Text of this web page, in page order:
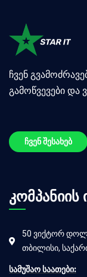
ჩვენ
გამოწვევები და
ჩვენ შესახებ
50 ვიქტორ
თბილისი,
სამუშაო საათები: